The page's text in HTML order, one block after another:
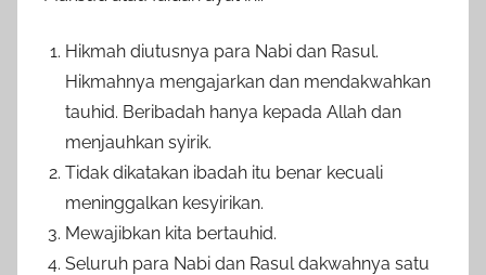
Hikmah diutusnya para Nabi dan Rasul.
Hikmahnya mengajarkan dan mendakwahkan
tauhid. Beribadah hanya kepada Allah dan
menjauhkan syirik.
Tidak dikatakan ibadah itu benar kecuali
meninggalkan kesyirikan.
Mewajibkan kita bertauhid.
Seluruh para Nabi dan Rasul dakwahnya satu